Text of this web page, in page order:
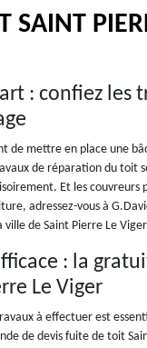
SAINT
: confiez les
de mettre en place une
de réparation du toit
Et les
adressez-vous à
de Saint Pierre Le
: la
Le Viger
à effectuer est
de devis fuite de toit